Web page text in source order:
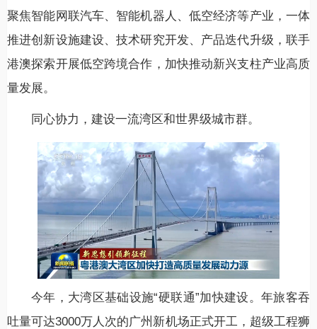
聚焦智能网联汽车、智能机器人、低空经济等产业，一体
推进创新设施建设、技术研究开发、产品迭代升级，联手
港澳探索开展低空跨境合作，加快推动新兴支柱产业高质
量发展。
同心协力，建设一流湾区和世界级城市群。
今年，大湾区基础设施“硬联通”加快建设。年旅客吞
吐量可达3000万人次的广州新机场正式开工，超级工程狮